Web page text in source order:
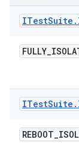
ITestSuite .
FULLY_
ITestSuite .
REBOOT_